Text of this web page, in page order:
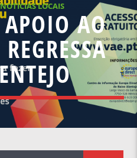
NOTÍCIAS LOCAIS
AO